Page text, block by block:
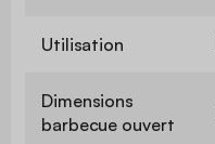
Utilisation
Dimensions
barbecue ouvert